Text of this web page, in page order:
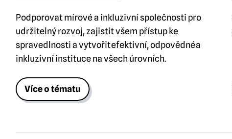
Podporovat mírové a inkluzivní společnosti pro
udržitelný rozvoj, zajistit všem přístup ke
spravedlnosti a vytvořit efektivní, odpovědné a
inkluzivní instituce na všech úrovních.
Více o tématu